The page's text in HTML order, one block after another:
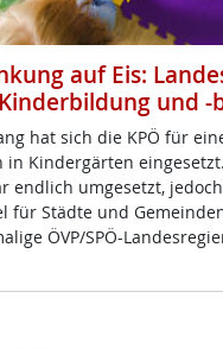
auf Eis:
und -
hat sich die KPÖ für
in Kin­der­gär­ten
end­lich um­ge­setzt,
für Städ­te und
ÖVP/SPÖ-